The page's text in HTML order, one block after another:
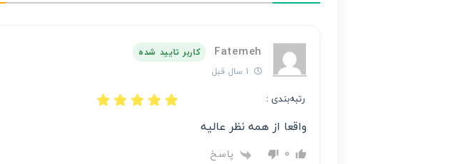
عهده
نویسنده
است
Fatemeh
کاربر تایید شده
رتبه‌بندی :
واقعا از همه نظر عالیه
0 پاسخ